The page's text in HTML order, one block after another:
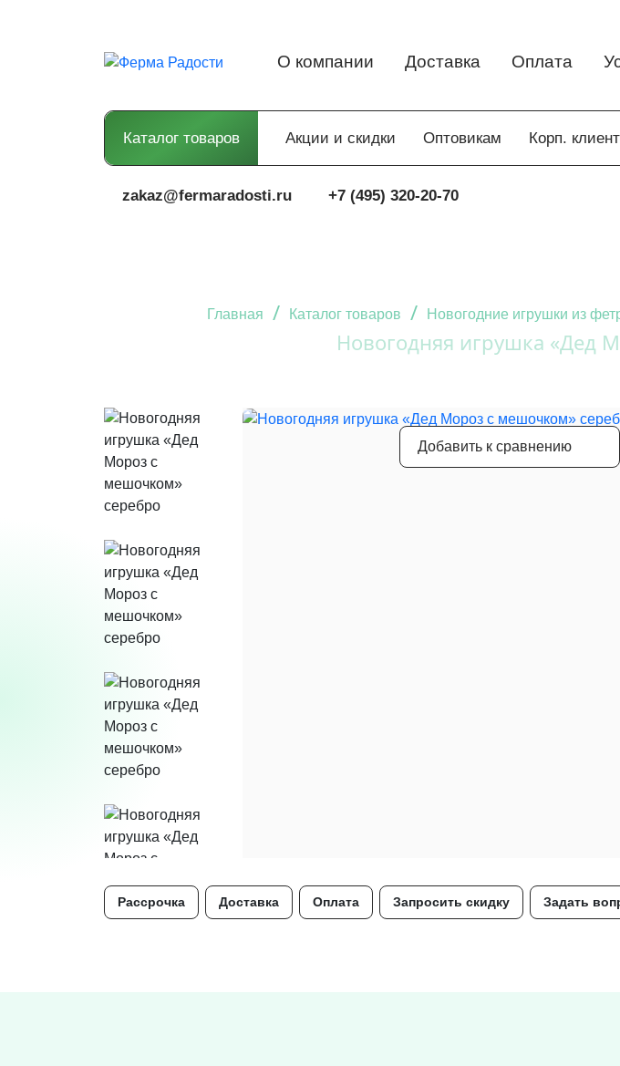
О компании Доставка Оплата
Каталог товаров Акции и скидки Оптовикам Корп.
zakaz@fermaradosti.ru +7 (495) 320-20-70
Главная / Каталог товаров / Новогодние игрушки из
Новогодняя игрушка «Дед
Добавить к сравнению
Рассрочка Доставка Оплата Запросить скидку Задать